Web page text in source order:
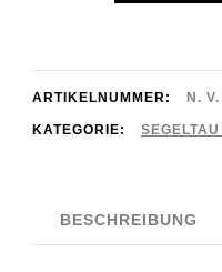
-
Armband
hellgrau
ARTIKELNUMMER: N. V.
KATEGORIE:
BESCHREIBUNG